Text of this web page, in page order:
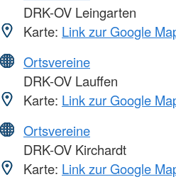
DRK-OV Leingarten
Karte: Link zur Google
Ortsvereine
DRK-OV Lauffen
Karte: Link zur Google
Ortsvereine
DRK-OV Kirchardt
Karte: Link zur Google